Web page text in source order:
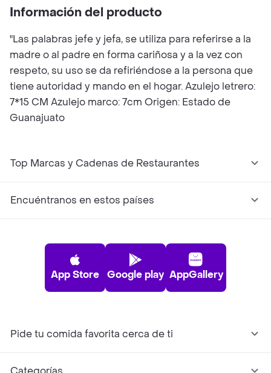
Información del producto
"Las palabras jefe y jefa, se utiliza para referirse a la
madre o al padre en forma cariñosa y a la vez con
respeto, su uso se da refiriéndose a la persona que
tiene autoridad y mando en el hogar. Azulejo letrero:
7*15 CM Azulejo marco: 7cm Origen: Estado de
Guanajuato
Top Marcas y Cadenas de Restaurantes
Encuéntranos en estos países
App Store Google play AppGallery
Pide tu comida favorita cerca de ti